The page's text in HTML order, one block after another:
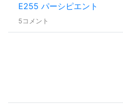
E255 パーシピエント
5コメント